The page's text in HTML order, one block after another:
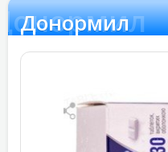
Донормил